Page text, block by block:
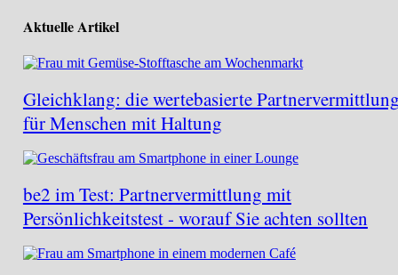
Aktuelle Artikel
Gleichklang: die wertebasierte
für Menschen mit Haltung
be2 im Test: Partnervermittlung mit
Persönlichkeitstest - worauf Sie achten sollten